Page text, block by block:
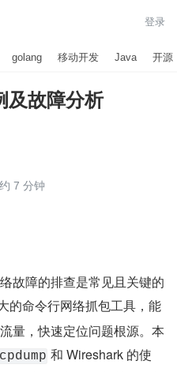
登录
golang 移动开发 Java 开源
及故障分析
7 分钟
故障的排查是常见且关键的
的命令行网络抓包工具，能
量，快速定位问题根源。本
和 Wireshark 的使